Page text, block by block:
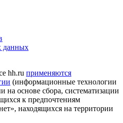
данных
hh.ru применяются
(информационные технологии
на основе сбора, систематизации
к предпочтениям
находящихся на территории